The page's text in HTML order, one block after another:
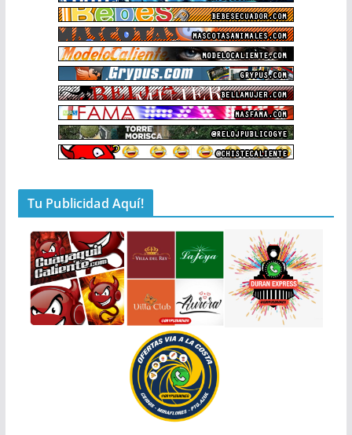
Tu Publicidad Aquí!